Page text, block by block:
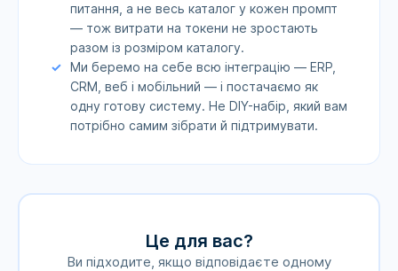
питання, а не весь каталог у кожен промпт
— тож витрати на токени не зростають
разом із розміром каталогу.
Ми беремо на себе всю інтеграцію — ERP,
CRM, веб і мобільний — і постачаємо як
одну готову систему. Не DIY-набір, який вам
потрібно самим зібрати й підтримувати.
Це для вас?
Ви підходите, якщо відповідаєте одному